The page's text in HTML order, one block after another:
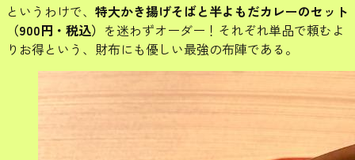
というわけで、 特大かき揚げそばと半よもだカレーのセット
（900円・税込） を迷わずオーダー！それぞれ単品で頼むよ
りお得という、財布にも優しい最強の布陣である。